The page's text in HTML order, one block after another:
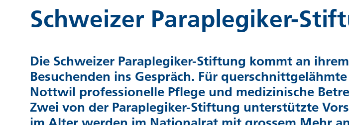
Schweizer Paraplegiker-
Die Schweizer Paraplegiker-Stiftung kommt an
Besuchenden ins Gespräch. Für
Nottwil professionelle Pflege und medizinische
Zwei von der Paraplegiker-Stiftung unterstützte